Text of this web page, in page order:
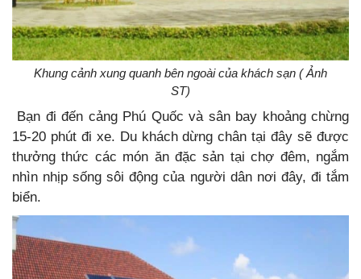
Khung cảnh xung quanh bên ngoài của khách sạn ( Ảnh
ST)
Bạn đi đến cảng Phú Quốc và sân bay khoảng chừng
15-20 phút đi xe. Du khách dừng chân tại đây sẽ được
thưởng thức các món ăn đặc sản tại chợ đêm, ngắm
nhìn nhịp sống sôi động của người dân nơi đây, đi tắm
biển.